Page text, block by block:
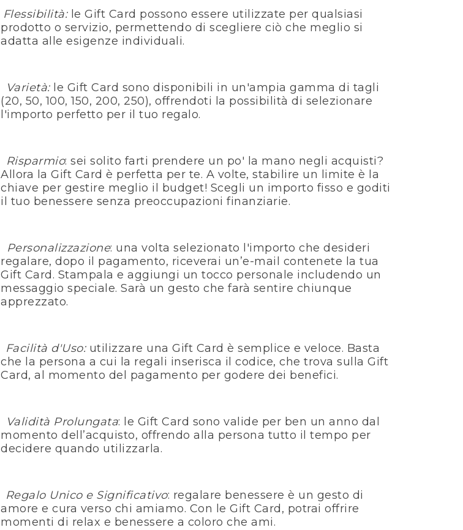
Flessibilità:le Gift Card possono essere utilizzate per qualsiasi
prodotto o servizio, permettendo di scegliere ciò che meglio si
adatta alle esigenze individuali.
Varietà:le Gift Card sono disponibili in un'ampia gamma di tagli
(20, 50, 100, 150, 200, 250), offrendoti la possibilità di selezionare
l'importo perfetto per il tuo regalo.
Risparmio: sei solito farti prendere un po' la mano negli acquisti?
Allora la Gift Card è perfetta per te. A volte, stabilire un limite è la
chiave per gestire meglio il budget! Scegli un importo fisso e goditi
il ​​tuo benessere senza preoccupazioni finanziarie.
Personalizzazione: una volta selezionato l'importo che desideri
regalare, dopo il pagamento, riceverai un’e-mail contenete la tua
Gift Card. Stampala e aggiungi un tocco personale includendo un
messaggio speciale. Sarà un gesto che farà sentire chiunque
apprezzato.
Facilità d'Uso:utilizzare una Gift Card è semplice e veloce. Basta
che la persona a cui la regali inserisca il codice, che trova sulla Gift
Card, al momento del pagamento per godere dei benefici.
Validità Prolungata: le Gift Card sono valide per ben un anno dal
momento dell’acquisto, offrendo alla persona tutto il tempo per
decidere quando utilizzarla.
Regalo Unico e Significativo: regalare benessere è un gesto di
amore e cura verso chi amiamo. Con le Gift Card, potrai offrire
momenti di relax e benessere a coloro che ami.